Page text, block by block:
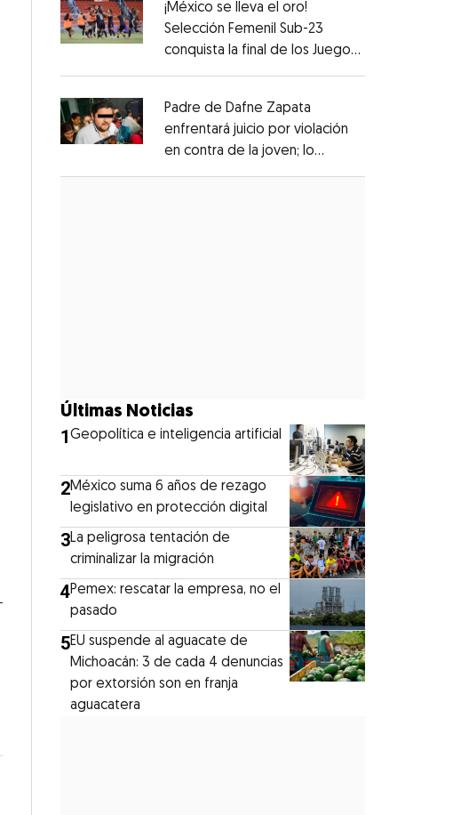
Opens in new window
¡México se lleva el oro!
Selección Femenil Sub-23
conquista la final de los Juegos
Opens in new window
Padre de Dafne Zapata
enfrentará juicio por violación
en contra de la joven; lo
Últimas Noticias
1Geopolítica e inteligencia artificial
2México suma 6 años de rezago
legislativo en protección digital
3La peligrosa tentación de
criminalizar la migración
4Pemex: rescatar la empresa, no el
pasado
5EU suspende al aguacate de
Michoacán: 3 de cada 4 denuncias
por extorsión son en franja
aguacatera